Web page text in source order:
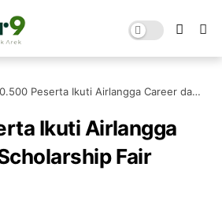
Peserta Ikuti Airlangga Career dan Scholarship Fair 2026
Ikuti Airlangga
Fair